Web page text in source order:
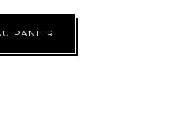
PANIER